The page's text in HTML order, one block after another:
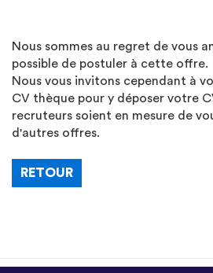
Nous sommes au regret de vous
possible de postuler à cette offre.
Nous vous invitons cependant à
CV thèque pour y déposer votre
recruteurs soient en mesure de
d'autres offres.
RETOUR